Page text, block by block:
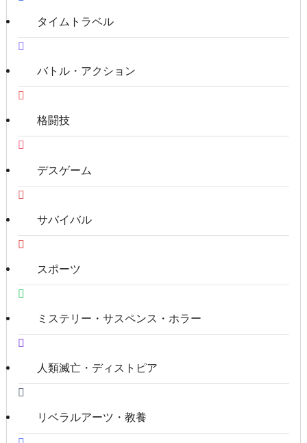
タイムトラベル
バトル・アクション
格闘技
デスゲーム
サバイバル
スポーツ
ミステリー・サスペンス・ホラー
人類滅亡・ディストピア
リベラルアーツ・教養